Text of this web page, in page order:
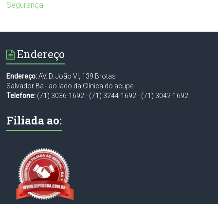
Segurança
Endereço
Endereço:AV. D. João VI, 139 Brotas
Salvador Ba - ao lado da Clínica do acupe
Telefone: (71) 3036-1692- (71) 3244-1692- (71) 3042-1692
Filiada ao: